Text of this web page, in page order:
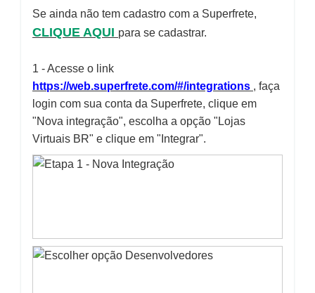
Se ainda não tem cadastro com a Superfrete,
CLIQUE AQUI para se cadastrar.
1 - Acesse o link
https://web.superfrete.com/#/integrations , faça
login com sua conta da Superfrete, clique em
"Nova integração", escolha a opção "Lojas
Virtuais BR" e clique em "Integrar".